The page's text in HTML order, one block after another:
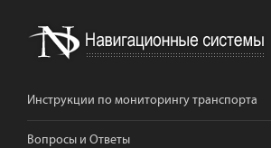
Инструкции по мониторингу транспорта
Вопросы и Ответы